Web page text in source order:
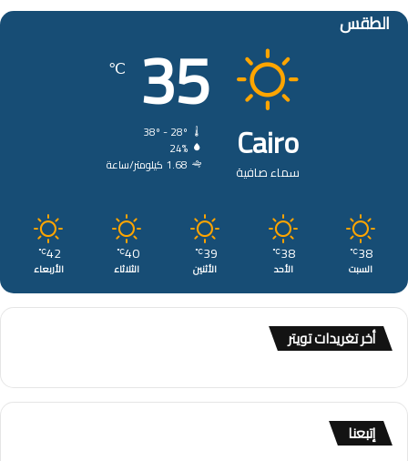
الطقس
Cairo
سماء صافية
35
℃
24%
1.68 كيلومتر/ساعة
38
℃
السبت
38
℃
الأحد
39
℃
الأثنين
40
℃
الثلاثاء
42
℃
الأربعاء
أخر تغريدات تويتر
إتبعنا